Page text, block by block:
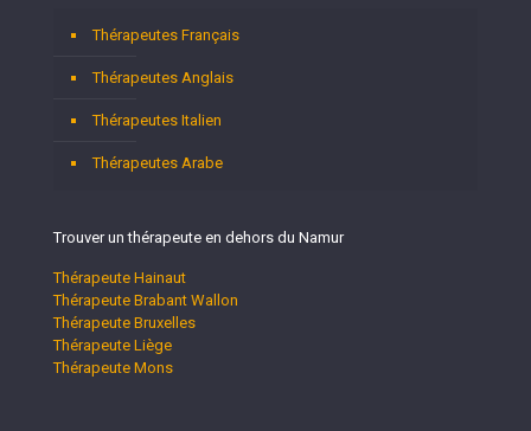
Thérapeutes Français
Thérapeutes Anglais
Thérapeutes Italien
Thérapeutes Arabe
Trouver un thérapeute en dehors du Namur
Thérapeute Hainaut
Thérapeute Brabant Wallon
Thérapeute Bruxelles
Thérapeute Liège
Thérapeute Mons